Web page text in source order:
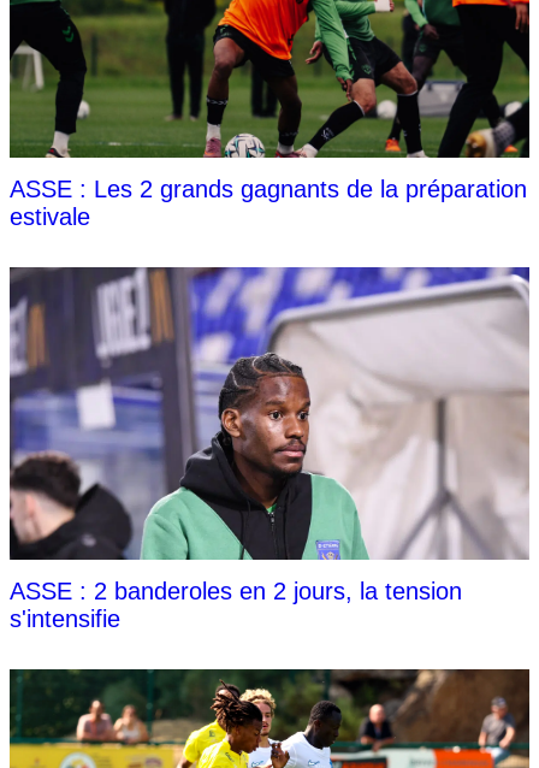
ASSE : Les 2 grands gagnants de la préparation
estivale
ASSE : 2 banderoles en 2 jours, la tension
s'intensifie